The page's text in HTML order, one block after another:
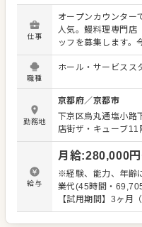
仕事
オープンカウンター
人気。鰻料理専門店
ッフを募集します。
長くご勤務できます。 まずは提供するメニューのラ
ップや内容を覚えて
切にしてください。
謝の言葉をいただい
くこともあります
よりよいお店づくり
改善などのアイデアも大歓迎で
ダー、お料理・ドリ
ルでの接客業務を中
キルに応じたポジシ
即戦力としての活躍を期待
げていきましょう。
職種
ホール・サービスス
勤務地
京都府／京都市
下京区烏丸通塩小
店街ザ・キューブ11
給与
月給:280,000
※経験、能力、年齢
業代(45時間・
【試用期間】3ヶ月